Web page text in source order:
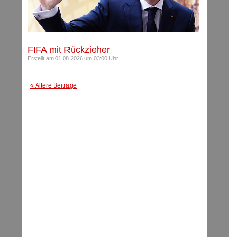
FIFA mit Rückzieher
Erstellt am 01.08.2026 um 03:00 Uhr
« Ältere Beiträge